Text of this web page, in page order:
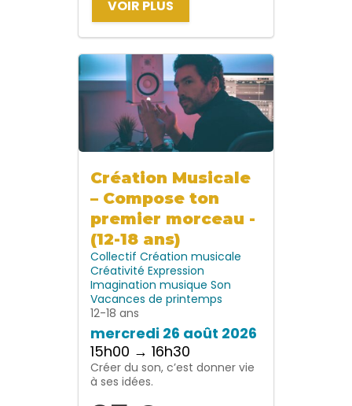
VOIR PLUS
Création Musicale
– Compose ton
premier morceau -
(12-18 ans)
Collectif Création musicale
Créativité Expression
Imagination musique Son
Vacances de printemps
12-18 ans
mercredi 26 août 2026
15h00 → 16h30
Créer du son, c’est donner vie
à ses idées.